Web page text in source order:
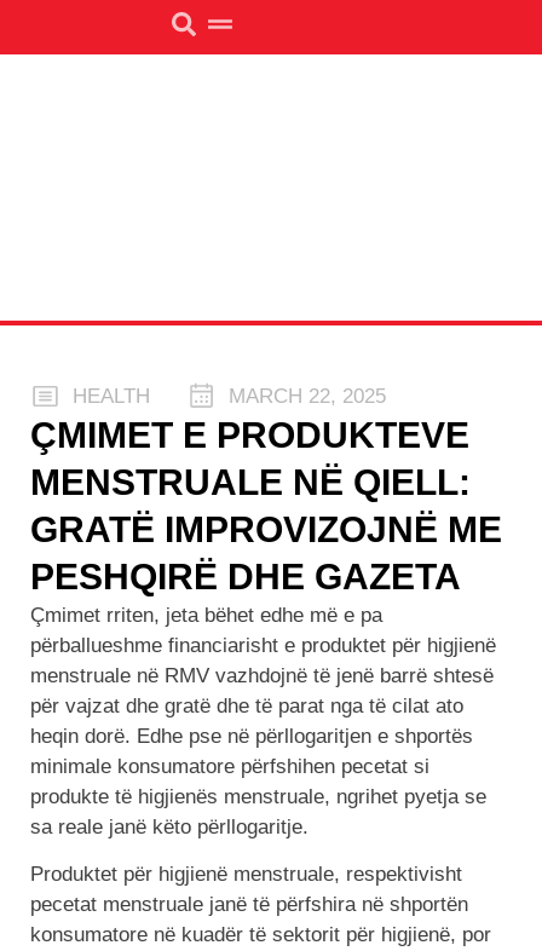
HEALTH MARCH 22, 2025
ÇMIMET E PRODUKTEVE
MENSTRUALE NË QIELL:
GRATË IMPROVIZOJNË ME
PESHQIRË DHE GAZETA
Çmimet rriten, jeta bëhet edhe më e pa
përballueshme financiarisht e produktet për higjienë
menstruale në RMV vazhdojnë të jenë barrë shtesë
për vajzat dhe gratë dhe të parat nga të cilat ato
heqin dorë. Edhe pse në përllogaritjen e shportës
minimale konsumatore përfshihen pecetat si
produkte të higjienës menstruale, ngrihet pyetja se
sa reale janë këto përllogaritje.
Produktet për higjienë menstruale, respektivisht
pecetat menstruale janë të përfshira në shportën
konsumatore në kuadër të sektorit për higjienë, por